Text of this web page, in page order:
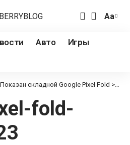
Аа
Авто
Игры
Показан складной Google Pixel Fold >
fold-